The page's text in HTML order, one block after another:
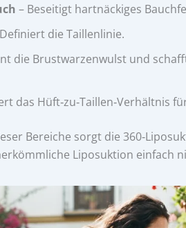
– Beseitigt hartnäckiges
die Taillenlinie.
die Brustwarzenwulst und
das Hüft‑zu‑Taillen‑Verhältnis
Bereiche sorgt die
Liposuktion einfach